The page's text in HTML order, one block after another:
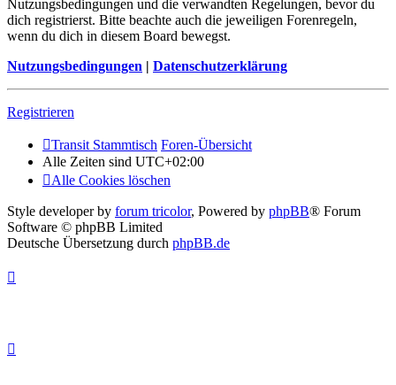
Nutzungsbedingungen und die verwandten Regelungen, bevor du
dich registrierst. Bitte beachte auch die jeweiligen Forenregeln,
wenn du dich in diesem Board bewegst.
Nutzungsbedingungen | Datenschutzerklärung
Registrieren
Transit Stammtisch Foren-Übersicht
Alle Zeiten sind UTC+02:00
Alle Cookies löschen
Style developer by forum tricolor, Powered by phpBB® Forum
Software © phpBB Limited
Deutsche Übersetzung durch phpBB.de